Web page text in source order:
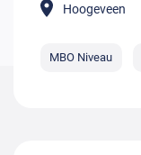
Hoogeveen
MBO Niveau